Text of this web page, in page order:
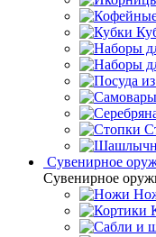
Сувенирное
Сувенирное